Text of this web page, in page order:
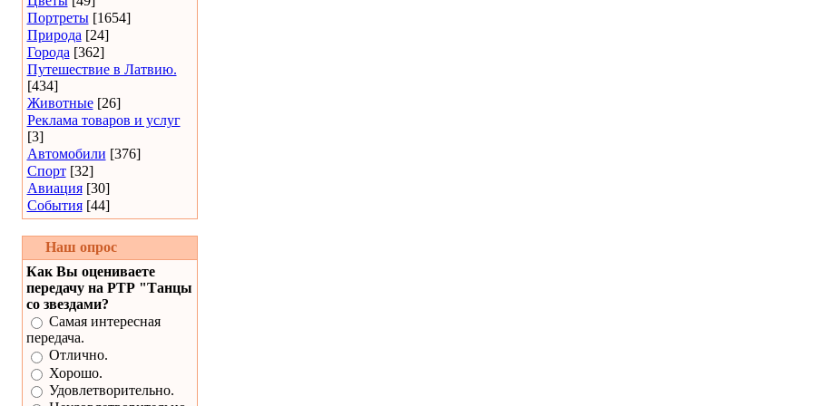
Портреты [1654]
Природа [24]
Города [362]
Путешествие в Латвию.
[434]
Животные [26]
Реклама товаров и услуг
[3]
Автомобили [376]
Спорт [32]
Авиация [30]
События [44]
Наш опрос
Как Вы оцениваете
передачу на РТР "Танцы
со звездами?
Самая интересная
передача.
Отлично.
Хорошо.
Удовлетворительно.